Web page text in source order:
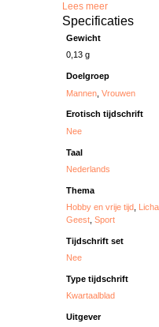
Lees meer
Specificaties
Gewicht
0,13 g
Doelgroep
Mannen ,Vrouwen
Erotisch tijdschrift
Nee
Taal
Nederlands
Thema
Hobby en vrije tijd
Geest ,Sport
Tijdschrift set
Nee
Type tijdschrift
Kwartaalblad
Uitgever